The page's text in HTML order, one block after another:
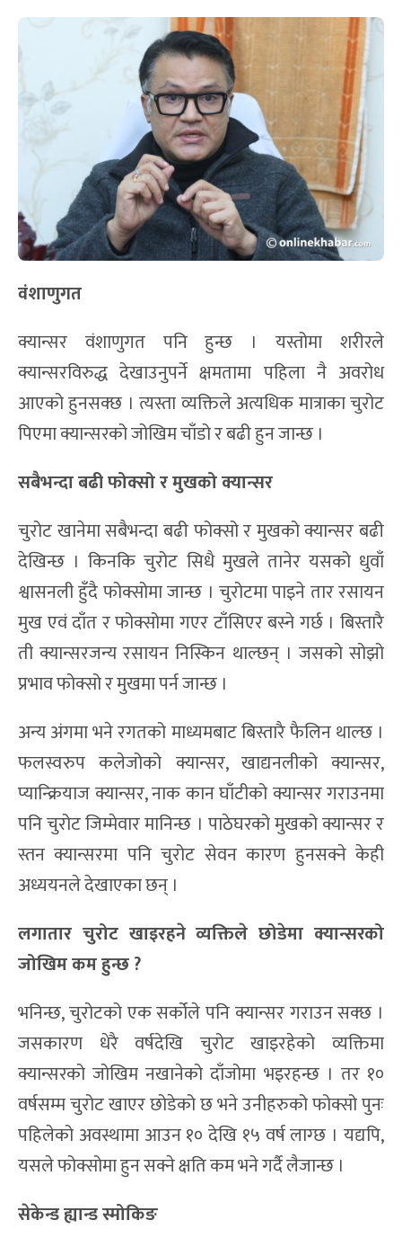
वंशाणुगत
क्यान्सर वंशाणुगत पनि हुन्छ । यस्तोमा शरीरले
क्यान्सरविरुद्ध देखाउनुपर्ने क्षमतामा पहिला नै अवरोध
आएको हुनसक्छ । त्यस्ता व्यक्तिले अत्यधिक मात्राका चुरोट
पिएमा क्यान्सरको जोखिम चाँडो र बढी हुन जान्छ ।
सबैभन्दा बढी फोक्सो र मुखको क्यान्सर
चुरोट खानेमा सबैभन्दा बढी फोक्सो र मुखको क्यान्सर बढी
देखिन्छ । किनकि चुरोट सिधै मुखले तानेर यसको धुवाँ
श्वासनली हुँदै फोक्सोमा जान्छ । चुरोटमा पाइने तार रसायन
मुख एवं दाँत र फोक्सोमा गएर टाँसिएर बस्ने गर्छ । बिस्तारै
ती क्यान्सरजन्य रसायन निस्किन थाल्छन् । जसको सोझो
प्रभाव फोक्सो र मुखमा पर्न जान्छ ।
अन्य अंगमा भने रगतको माध्यमबाट बिस्तारै फैलिन थाल्छ ।
फलस्वरुप कलेजोको क्यान्सर, खाद्यनलीको क्यान्सर,
प्यान्क्रियाज क्यान्सर, नाक कान घाँटीको क्यान्सर गराउनमा
पनि चुरोट जिम्मेवार मानिन्छ । पाठेघरको मुखको क्यान्सर र
स्तन क्यान्सरमा पनि चुरोट सेवन कारण हुनसक्ने केही
अध्ययनले देखाएका छन् ।
लगातार चुरोट खाइरहने व्यक्तिले छोडेमा क्यान्सरको
जोखिम कम हुन्छ ?
भनिन्छ, चुरोटको एक सर्कोले पनि क्यान्सर गराउन सक्छ ।
जसकारण धेरै वर्षदेखि चुरोट खाइरहेको व्यक्तिमा
क्यान्सरको जोखिम नखानेको दाँजोमा भइरहन्छ । तर १०
वर्षसम्म चुरोट खाएर छोडेको छ भने उनीहरुको फोक्सो पुनः
पहिलेको अवस्थामा आउन १० देखि १५ वर्ष लाग्छ । यद्यपि,
यसले फोक्सोमा हुन सक्ने क्षति कम भने गर्दै लैजान्छ ।
सेकेन्ड ह्यान्ड स्मोकिङ